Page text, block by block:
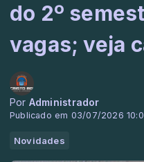
do 2º
vagas; veja
Por Administrador
Publicado em 03/07/2026
Novidades